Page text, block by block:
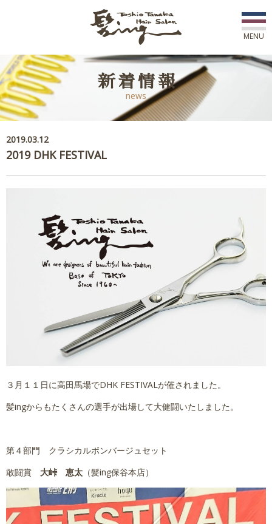
初めての方へ
店舗一覧
会社概要
MENU
新着情報
news
2019.03.12
2019 DHK FESTIVAL
３月１１日に高田馬場でDHK FESTIVALが催されました。
髪ingからもたくさんの選手が出場して大健闘いたしました。
第４部門 クラシカルボンバージュセット
敢闘賞 大峠 恵太 （髪ing保谷本店）